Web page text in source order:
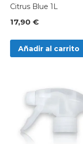
Citrus Blue 1L
17,90 €
Añadir al carrito